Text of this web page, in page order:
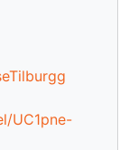
UC1pne-